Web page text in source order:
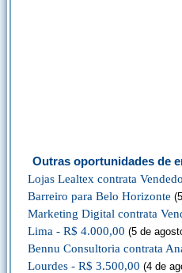
Outras oportunidades de
Lojas Lealtex contrata
Barreiro para Belo Horizonte
Marketing Digital contrata
Lima - R$ 4.000,00 (5 de
Bennu Consultoria contrata
Lourdes - R$ 3.500,00 (4 de